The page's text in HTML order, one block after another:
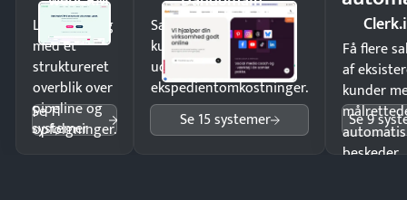
Luk flere salg
med et
struktureret
overblik over
pipeline og
opfølgninger.
Se 11
systemer
Sælg produkter 24/7 til
kunder i hele landet
uden
ekspedientomkostninger.
Se 15 systemer
Få flere
af
kunder
beskeder.
Se 9